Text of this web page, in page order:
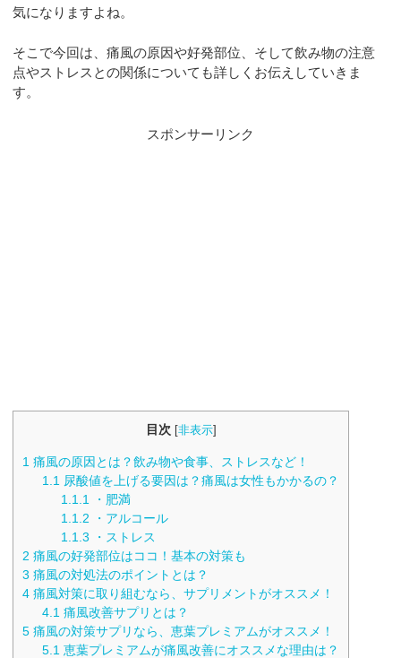
気になりますよね。
そこで今回は、痛風の原因や好発部位、そして飲み物の注意
点やストレスとの関係についても詳しくお伝えしていきま
す。
スポンサーリンク
目次 [非表示]
1 痛風の原因とは？飲み物や食事、ストレスなど！
1.1 尿酸値を上げる要因は？痛風は女性もかかるの？
1.1.1
・肥満
1.1.2 ・アルコール
1.1.3 ・ストレス
2 痛風の好発部位はココ！基本の対策も
3 痛風の対処法のポイントとは？
4 痛風対策に取り組むなら、サプリメントがオススメ！
4.1 痛風改善サプリとは？
5 痛風の対策サプリなら、恵葉プレミアムがオススメ！
5.1 恵葉プレミアムが痛風改善にオススメな理由は？